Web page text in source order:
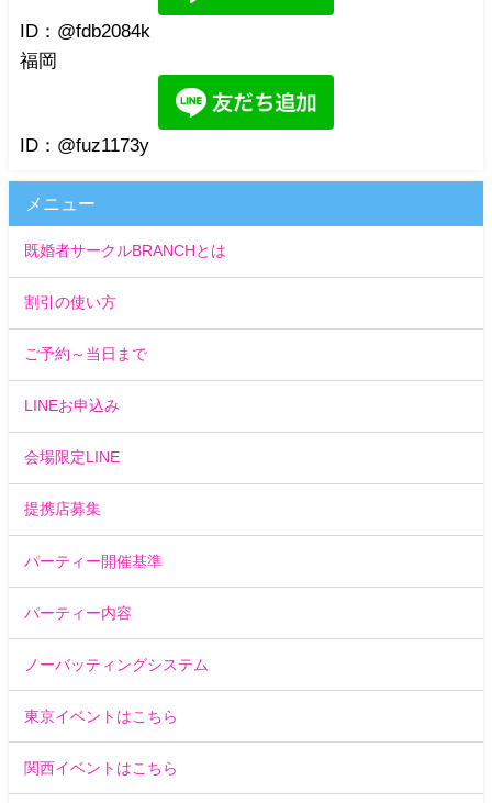
ID：@fdb2084k
福岡
ID：@fuz1173y
メニュー
既婚者サークルBRANCHとは
割引の使い方
ご予約～当日まで
LINEお申込み
会場限定LINE
提携店募集
パーティー開催基準
パーティー内容
ノーバッティングシステム
東京イベントはこちら
関西イベントはこちら